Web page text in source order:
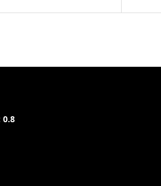
and wellbeing:
of the Marine
0.8